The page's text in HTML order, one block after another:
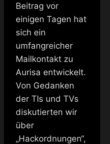
Beitrag vor
einigen Tagen hat
sich ein
umfangreicher
Mailkontakt zu
Aurisa entwickelt.
Von Gedanken
der TIs und TVs
diskutierten wir
über
„Hackordnungen“,